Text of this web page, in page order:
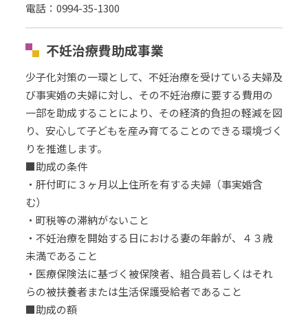
電話： 0994-35-1300
不妊治療費助成事業
少子化対策の一環として、不妊治療を受けている夫婦及
び事実婚の夫婦に対し、その不妊治療に要する費用の
一部を助成することにより、その経済的負担の軽減を図
り、安心して子どもを産み育てることのできる環境づく
りを推進します。
■助成の条件
・肝付町に３ヶ月以上住所を有する夫婦（事実婚含
む）
・町税等の滞納がないこと
・不妊治療を開始する日における妻の年齢が、４３歳
未満であること
・医療保険法に基づく被保険者、組合員若しくはそれ
らの被扶養者または生活保護受給者であること
■助成の額